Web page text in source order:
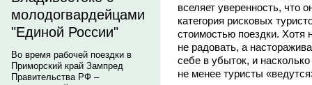
молодогвардейцами
"Единой России"
Во время рабочей поездки в
Приморский край Зампред
Правительства РФ –
вселяет уверенность, что
категория рисковых
стоимостью поездки. Хотя
не радовать, а
себе в убыток, и насколько
не менее туристы